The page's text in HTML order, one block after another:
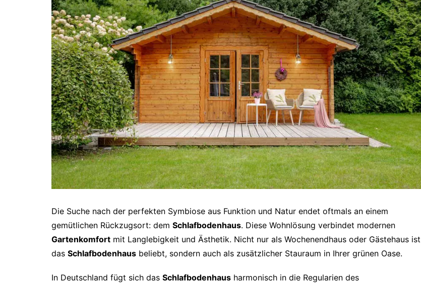
Die Suche nach der perfekten Symbiose aus Funktion und Natur endet oftmals an einem
gemütlichen Rückzugsort: dem Schlafbodenhaus. Diese Wohnlösung verbindet modernen
Gartenkomfort mit Langlebigkeit und Ästhetik. Nicht nur als Wochenendhaus oder Gästehaus ist
das Schlafbodenhaus beliebt, sondern auch als zusätzlicher Stauraum in Ihrer grünen Oase.
In Deutschland fügt sich das Schlafbodenhaus harmonisch in die Regularien des